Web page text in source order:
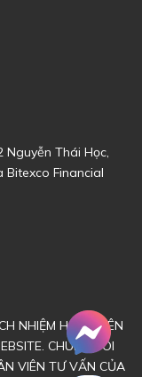
Nguyễn Thái Học,
Bitexco Financial
NHIỆM HOẶC LIÊN
CHÚNG TÔI
VIÊN TƯ VẤN CỦA